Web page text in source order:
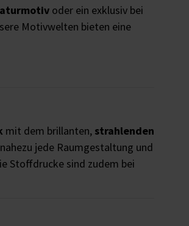
oder ein exklusiv bei
Motivwelten bieten eine
mit dem brillanten, strahlenden
jede Raumgestaltung und
Stoffdrucke sind zudem bei